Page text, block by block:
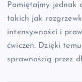
Pamiętajmy jednak
takich jak
intensywności i
ćwiczeń. Dzięki
sprawnością przez